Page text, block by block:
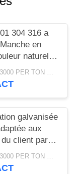
304 316 a
en
naturelle
en u d'acier USD1500-3000 PER TON MOQ:1TON
galvanisée
aux
client par
extérieure
USD1500-3000 PER TON MOQ:1TON